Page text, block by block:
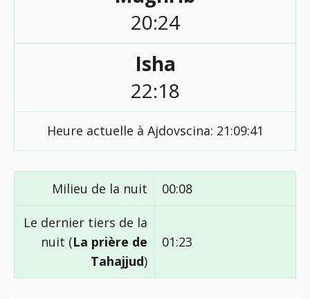
20:24
Isha
22:18
Heure actuelle à Ajdovscina: 21:09:41
Milieu de la nuit 00:08
Le dernier tiers de la
nuit (La prière de
Tahajjud)
01:23